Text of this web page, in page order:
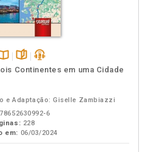
páginaspodcast
Continentes em uma Cidade
e Adaptação: Giselle Zambiazzi
6
228
em: 06/03/2024